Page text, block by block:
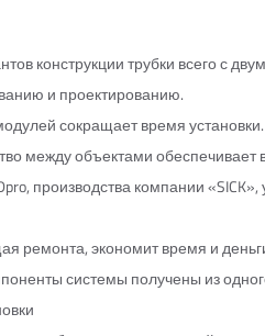
конструкции трубки всего с
и проектированию.
сокращает время установки.
между объектами обеспечивает
производства компании
ремонта, экономит время и
системы получены из